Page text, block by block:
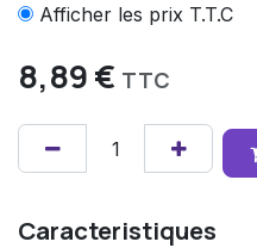
Afficher les prix T.T.C
8,89€ TTC
Caracteristiques